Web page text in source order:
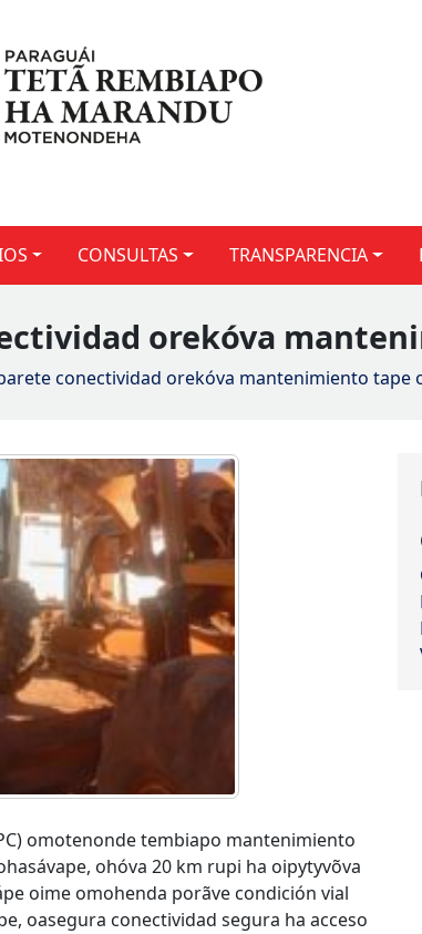
CONSULTAS TRANSPARENCIA
orekóva
conectividad orekóva mantenimiento tape
omotenonde tembiapo mantenimiento
ohóva 20 km rupi ha oipytyvõva
oime omohenda porãve condición vial
oasegura conectividad segura ha acceso